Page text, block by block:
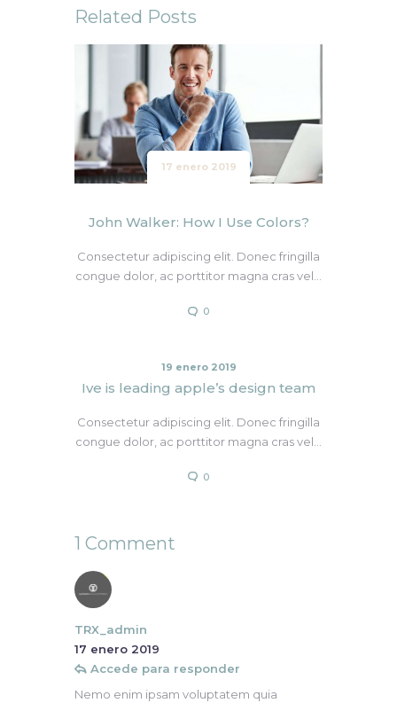
Related Posts
17 enero 2019
John Walker: How I Use Colors?
Consectetur adipiscing elit. Donec fringilla
congue dolor, ac porttitor magna cras vel…
0
19 enero 2019
Ive is leading apple’s design team
Consectetur adipiscing elit. Donec fringilla
congue dolor, ac porttitor magna cras vel…
0
1 Comment
TRX_admin
17 enero 2019
Accede para responder
Nemo enim ipsam voluptatem quia